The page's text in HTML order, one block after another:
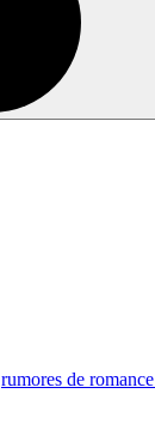
rumores de